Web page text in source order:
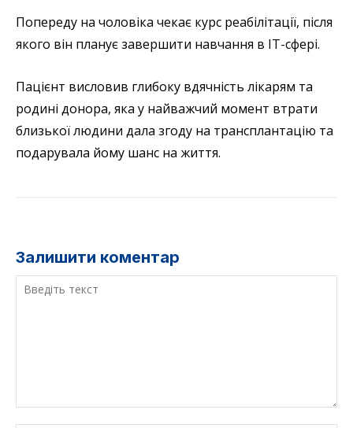
Попереду на чоловіка чекає курс реабілітації, після
якого він планує завершити навчання в IT-сфері.
Пацієнт висловив глибоку вдячність лікарям та
родині донора, яка у найважчий момент втрати
близької людини дала згоду на трансплантацію та
подарувала йому шанс на життя.
Залишити коментар